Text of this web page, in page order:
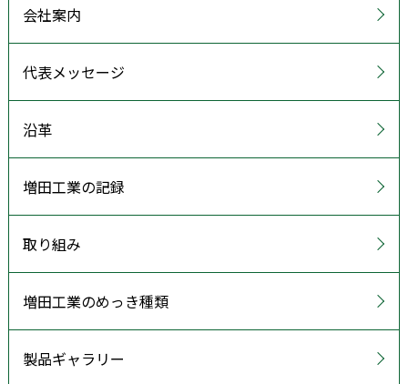
会社案内
代表メッセージ
沿革
増田工業の記録
取り組み
増田工業のめっき種類
製品ギャラリー